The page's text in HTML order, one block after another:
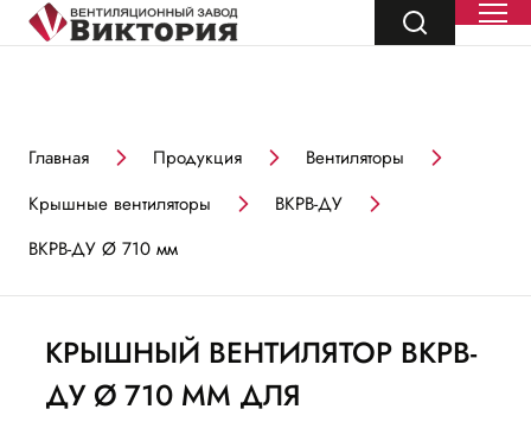
Главная Продукция
Вентиляторы
Крышные вентиляторы
ВКРВ-ДУ
ВКРВ-ДУ Ø 710 мм
КРЫШНЫЙ ВЕНТИЛЯТОР ВКРВ-
ДУ Ø 710 ММ ДЛЯ